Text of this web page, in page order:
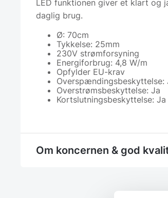
LED funktionen giver et klart og
daglig brug.
Ø: 70cm
Tykkelse: 25mm
230V strømforsyning
Energiforbrug: 4,8 W/m
Opfylder EU-krav
Overspændingsbeskyttelse:
Overstrømsbeskyttelse: Ja
Kortslutningsbeskyttelse: Ja
Om koncernen & god